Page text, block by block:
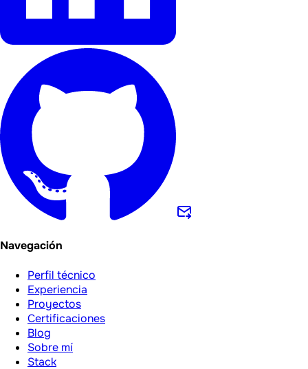
Navegación
Perfil técnico
Experiencia
Proyectos
Certificaciones
Blog
Sobre mí
Stack